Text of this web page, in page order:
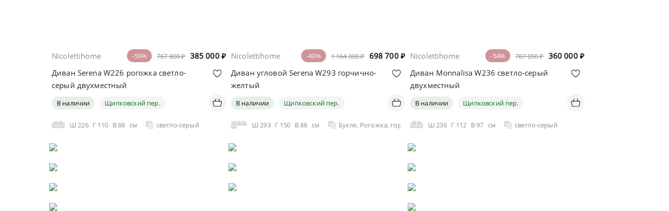
767 800 ₽ 385 000 ₽
-50%
Nicolettihome
Диван Serena W226 рогожка светло-
серый двухместный
В наличии Щипковский пер.
Ш 226 Г 110 В88 см светло-серый
1 164 000 ₽ 698 700 ₽
-40%
Nicolettihome
Диван угловой Serena W293 горчично-
желтый
В наличии Щипковский пер.
Ш 293 Г 150 В88 см Букле, Рогожка, горчично-желтый
787 050 ₽ 360 000 ₽
-54%
Nicolettihome
Диван Monnalisa W236 светло-серый
двухместный
В наличии Щипковский пер.
Ш 236 Г 112 В97 см светло-серый